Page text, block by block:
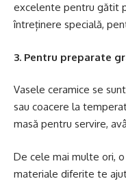
excelente pentru gătit
întreținere specială,
3. Pentru preparate
Vasele ceramice se
sau coacere la
masă pentru servire,
De cele mai multe ori,
materiale diferite te